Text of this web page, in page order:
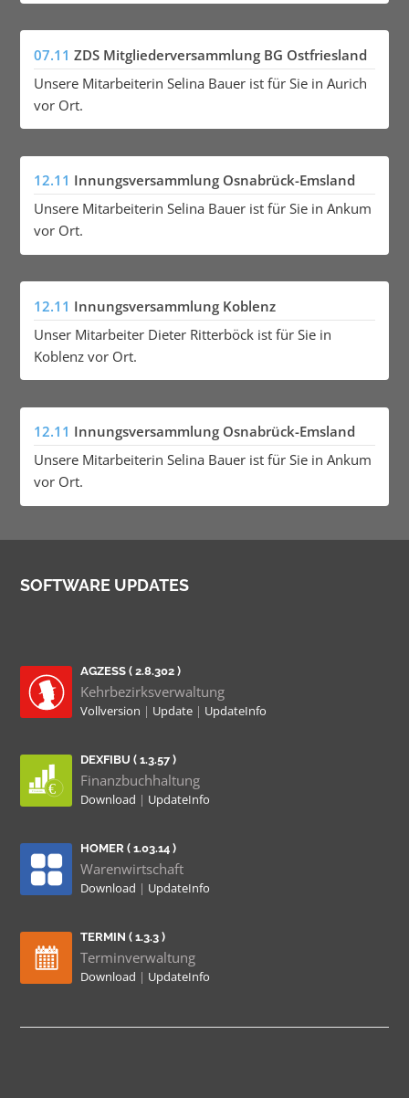
07.11 ZDS Mitgliederversammlung BG Ostfriesland
Unsere Mitarbeiterin Selina Bauer ist für Sie in Aurich
vor Ort.
12.11 Innungsversammlung Osnabrück-Emsland
Unsere Mitarbeiterin Selina Bauer ist für Sie in Ankum
vor Ort.
12.11 Innungsversammlung Koblenz
Unser Mitarbeiter Dieter Ritterböck ist für Sie in
Koblenz vor Ort.
12.11 Innungsversammlung Osnabrück-Emsland
Unsere Mitarbeiterin Selina Bauer ist für Sie in Ankum
vor Ort.
SOFTWARE UPDATES
AGZESS ( 2.8.302 )
Kehrbezirksverwaltung
Vollversion | Update | UpdateInfo
DEXFIBU ( 1.3.57 )
Finanzbuchhaltung
Download | UpdateInfo
HOMER ( 1.03.14 )
Warenwirtschaft
Download | UpdateInfo
TERMIN ( 1.3.3 )
Terminverwaltung
Download | UpdateInfo